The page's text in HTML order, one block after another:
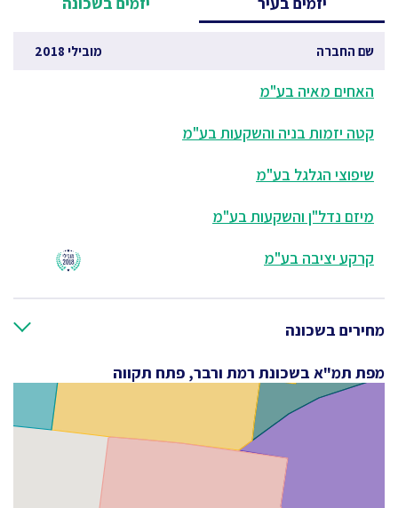
שם החברה מובילי 2018
האחים מאיה בע"מ
קטה יזמות בניה והשקעות בע"מ
שיפוצי הגלגל בע"מ
מיזם נדל"ן והשקעות בע"מ
קרקע יציבה בע"מ
מחירים בשכונה
מפת תמ"א בשכונת רמת ורבר, פתח תקווה